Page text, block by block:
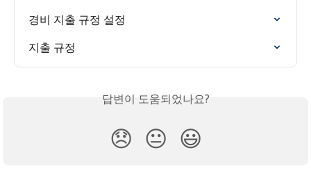
경비 지출 규정 설정
지출 규정
답변이 도움되었나요?
😞 😐 😃